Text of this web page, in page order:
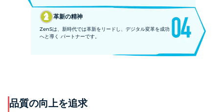
革新の精神
ZenSは、新時代では革新をリードし、デジタル変革を成功
へと導く パートナーです。
品質の向上を追求